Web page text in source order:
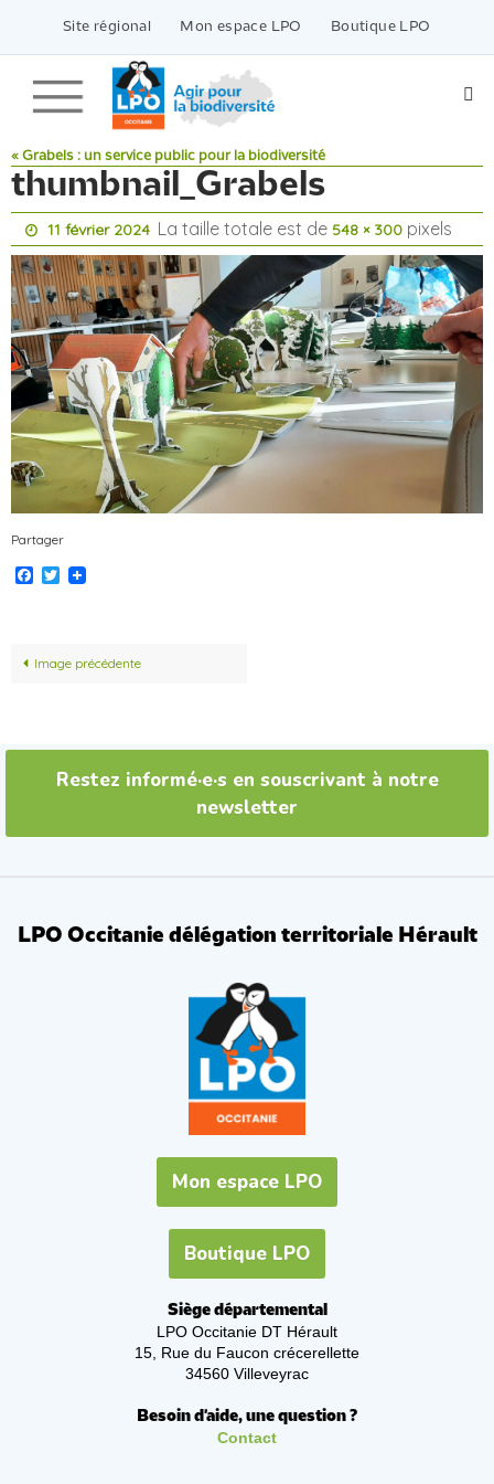
contenu
Site régional Mon espace LPO Boutique LPO
« Grabels : un service public pour la biodiversité
thumbnail_Grabels
11 février 2024 La taille totale est de 548 × 300 pixels
Partager
Facebook
Twitter
Image précédente
Restez informé·e·s en souscrivant à notre
newsletter
LPO Occitanie délégation territoriale Hérault
Mon espace LPO
Boutique LPO
Siège départemental
LPO Occitanie DT Hérault
15, Rue du Faucon crécerellette
34560 Villeveyrac
Besoin d'aide, une question ?
Contact